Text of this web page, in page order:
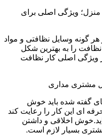
ویژگی اصلی برای
گونه وسایل نظافتی و مواد
نظافت را به بهترین شکل
ویژگی اصلی کار نظافت
مشتری مداری
گفته شده باید خوش
ای این کار را رعایت کند
اخلاقی و داشتن
بسیار لازم است.